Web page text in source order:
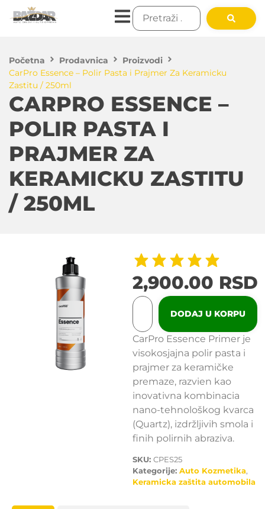
Početna Prodavnica
Proizvodi
CarPro Essence – Polir Pasta i Prajmer Za Keramicku
Zastitu / 250ml
CARPRO ESSENCE –
POLIR PASTA I
PRAJMER ZA
KERAMICKU ZASTITU
/ 250ML
2,900.00 RSD
DODAJ U KORPU
CarPro Essence Primer je
visokosjajna polir pasta i
prajmer za keramičke
premaze, razvien kao
inovativna kombinacia
nano-tehnološkog kvarca
(Quartz), izdržljivih smola i
finih polirnih abraziva.
SKU: CPES25
Kategorije: Auto Kozmetika,
Keramicka zaštita automobila